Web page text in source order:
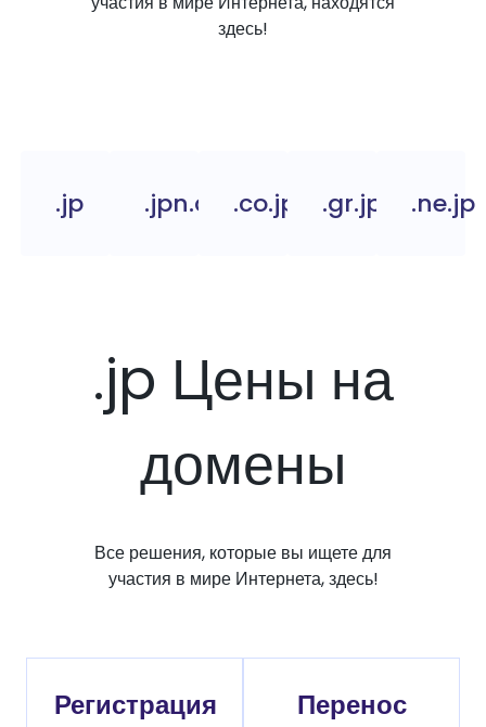
здесь!
.jp .jpn.com.co.jp .gr.jp .ne.jp
.jp Цены на
домены
Все решения, которые вы ищете для
участия в мире Интернета, здесь!
Регистрация Перенос